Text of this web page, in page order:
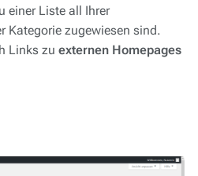
einer Liste all Ihrer
Kategorie zugewiesen sind.
Links zu externen Homepages